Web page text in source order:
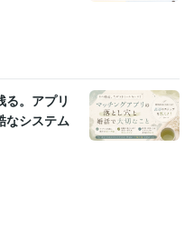
る。アプリ
なシステム